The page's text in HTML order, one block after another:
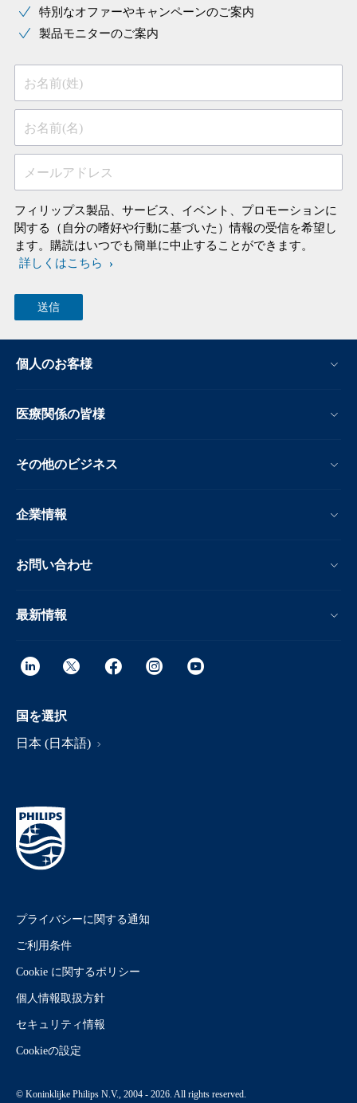
特別なオファーやキャンペーンのご案内
製品モニターのご案内
お名前(姓)
お名前(名)
メールアドレス
フィリップス製品、サービス、イベント、プロモーションに
関する（自分の嗜好や行動に基づいた）情報の受信を希望し
ます。購読はいつでも簡単に中止することができます。
詳しくはこちら
個人のお客様
医療関係の皆様
その他のビジネス
企業情報
お問い合わせ
最新情報
国を選択
日本 (日本語)
プライバシーに関する通知
ご利用条件
Cookie に関するポリシー
個人情報取扱方針
セキュリティ情報
Cookieの設定
© Koninklijke Philips N.V., 2004 - 2026. All rights reserved.